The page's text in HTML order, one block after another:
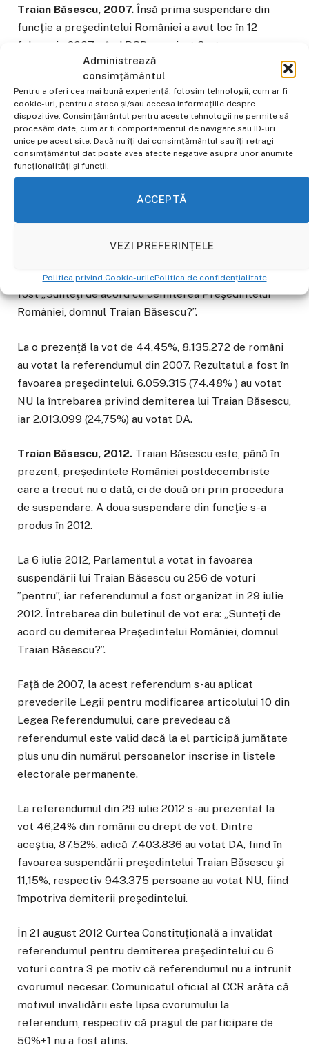
Administrează
consimțământul
Pentru a oferi cea mai bună experiență, folosim tehnologii, cum ar fi
cookie-uri, pentru a stoca și/sau accesa informațiile despre
dispozitive. Consimțământul pentru aceste tehnologii ne permite să
procesăm date, cum ar fi comportamentul de navigare sau ID-uri
unice pe acest site. Dacă nu îți dai consimțământul sau îți retragi
consimțământul dat poate avea afecte negative asupra unor anumite
funcționalități și funcții.
ACCEPTĂ
VEZI PREFERINȚELE
Politica privind Cookie-urilePolitica de confidențialitate
Traian Băsescu, 2007. Însă prima suspendare din
funcţie a preşedintelui României a avut loc în 12
februarie 2007, când PSD a sesizat Curtea
Constituţională despre iniţierea procedurilor de
suspendare din funcţie a preşedintelui.
În 28 februarie 2007, Parlamentul a aprobat
înfiinţarea unei comisii de anchetă privind
suspendarea preşedintelui, cu 258 de voturi pentru,
76 contra (PD şi PLD) şi 21 de abţineri (UDMR),
conservatorilor, Dan Voiculescu.
Data desfăşurării Referendumului a fost stabilită
conform Constituţiei. Întrebarea referendumului a
fost „Sunteţi de acord cu demiterea Preşedintelui
României, domnul Traian Băsescu?”.
La o prezenţă la vot de 44,45%, 8.135.272 de români
au votat la referendumul din 2007. Rezultatul a fost în
favoarea preşedintelui. 6.059.315 (74.48% ) au votat
NU la întrebarea privind demiterea lui Traian Băsescu,
iar 2.013.099 (24,75%) au votat DA.
Traian Băsescu, 2012. Traian Băsescu este, până în
prezent, președintele României postdecembriste
care a trecut nu o dată, ci de două ori prin procedura
de suspendare. A doua suspendare din funcţie s-a
produs în 2012.
La 6 iulie 2012, Parlamentul a votat în favoarea
suspendării lui Traian Băsescu cu 256 de voturi
”pentru”, iar referendumul a fost organizat în 29 iulie
2012. Întrebarea din buletinul de vot era: „Sunteţi de
acord cu demiterea Preşedintelui României, domnul
Traian Băsescu?”.
Faţă de 2007, la acest referendum s-au aplicat
prevederile Legii pentru modificarea articolului 10 din
Legea Referendumului, care prevedeau că
referendumul este valid dacă la el participă jumătate
plus unu din numărul persoanelor înscrise în listele
electorale permanente.
La referendumul din 29 iulie 2012 s-au prezentat la
vot 46,24% din românii cu drept de vot. Dintre
aceştia, 87,52%, adică 7.403.836 au votat DA, fiind în
favoarea suspendării preşedintelui Traian Băsescu şi
11,15%, respectiv 943.375 persoane au votat NU, fiind
împotriva demiterii preşedintelui.
În 21 august 2012 Curtea Constituţională a invalidat
referendumul pentru demiterea preşedintelui cu 6
voturi contra 3 pe motiv că referendumul nu a întrunit
cvorumul necesar. Comunicatul oficial al CCR arăta că
motivul invalidării este lipsa cvorumului la
referendum, respectiv că pragul de participare de
50%+1 nu a fost atins.